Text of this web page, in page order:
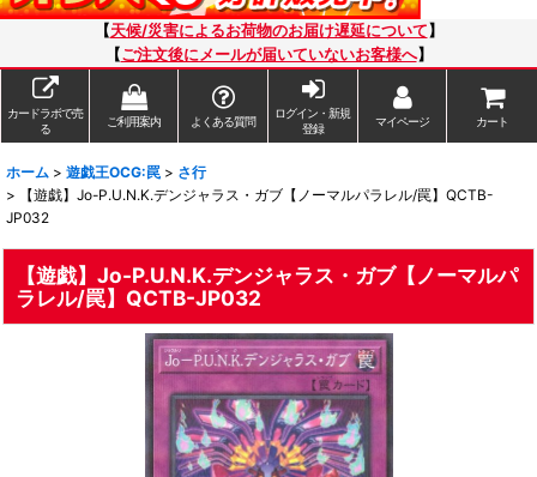
【天候/災害によるお荷物のお届け遅延について 】
【ご注文後にメールが届いていないお客様へ】
カードラボで売
る
ご利用案内 よくある質問
ログイン・新規
登録
マイページ カート
ホーム > 遊戯王OCG:罠 > さ行
>
【遊戯】Jo-P.U.N.K.デンジャラス・ガブ【ノーマルパラレル/罠】QCTB-
JP032
【遊戯】Jo-P.U.N.K.デンジャラス・ガブ【ノーマルパ
ラレル/罠】QCTB-JP032